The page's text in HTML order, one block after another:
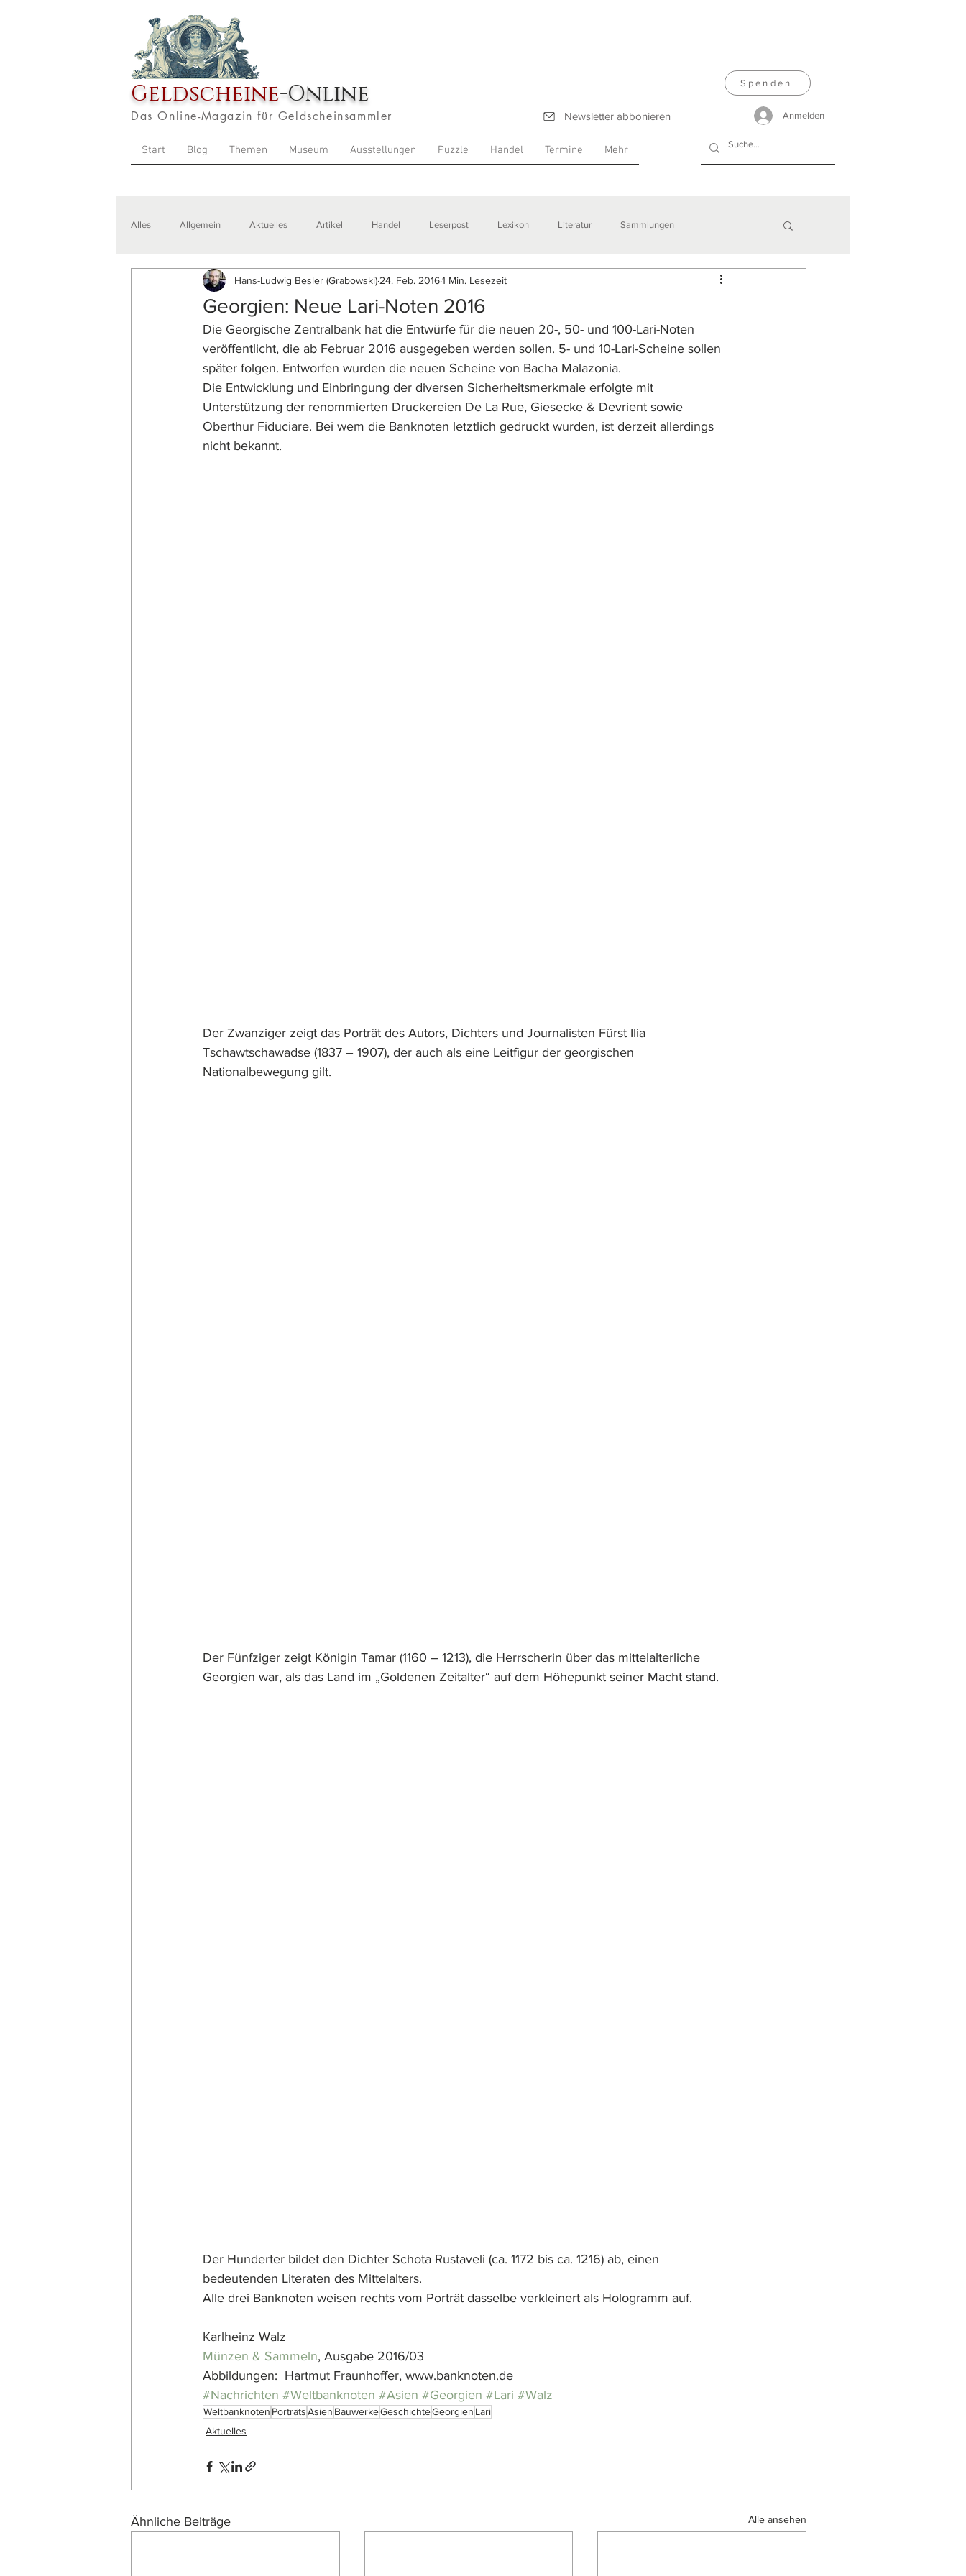
Geldscheine-Online
Das Online-Magazin für Geldscheinsammler Newsletter abbonieren
Start Blog Themen Museum Ausstellungen Puzzle Handel Termine Mehr
Spenden
Anmelden
Alles Allgemein Aktuelles Artikel Handel Leserpost Lexikon Literatur Sammlungen
Veranstaltungen Zitate Ausstellungen
Georgien: Neue Lari-Noten 2016
Hans-Ludwig Besler (Grabowski) 24. Feb. 20161 Min. Lesezeit
Die Georgische Zentralbank hat die Entwürfe für die neuen 20-, 50- und 100-Lari-Noten
veröffentlicht, die ab Februar 2016 ausgegeben werden sollen. 5- und 10-Lari-Scheine sollen
später folgen. Entworfen wurden die neuen Scheine von Bacha Malazonia.
Die Entwicklung und Einbringung der diversen Sicherheitsmerkmale erfolgte mit
Unterstützung der renommierten Drucke­reien De La Rue, Giesecke & Devrient sowie
Oberthur Fiduciare. Bei wem die Banknoten letztlich gedruckt wurden, ist derzeit allerdings
nicht bekannt.
Der Zwanziger zeigt das Porträt des Autors, Dichters und Journalisten Fürst Ilia
Tschawtschawadse (1837 – 1907), der auch als eine Leitfigur der georgischen
Nationalbewegung gilt.
Der Fünfziger zeigt Königin Tamar (1160 – 1213), die Herrscherin über das mittelalterliche
Georgien war, als das Land im „Goldenen Zeitalter“ auf dem Höhepunkt seiner Macht stand.
Der Hunderter bildet den Dichter Schota Rustaveli (ca. 1172 bis ca. 1216) ab, einen
bedeutenden Literaten des Mittelalters.
Alle drei Banknoten weisen rechts vom Porträt dasselbe verkleinert als Hologramm auf.
Karlheinz Walz
Münzen & Sammeln, Ausgabe 2016/03
Abbildungen:  Hartmut Fraunhoffer, www.banknoten.de
#Nachrichten #Weltbanknoten #Asien #Georgien #Lari #Walz
Weltbanknoten PorträtsAsien BauwerkeGeschichteGeorgien Lari
Aktuelles
Ähnliche Beiträge Alle ansehen